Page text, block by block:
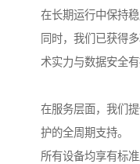
在长期运行中保持稳
同时，我们已获得
术实力与数据安全有
在服务层面，我们
护的全周期支持。
所有设备均享有标